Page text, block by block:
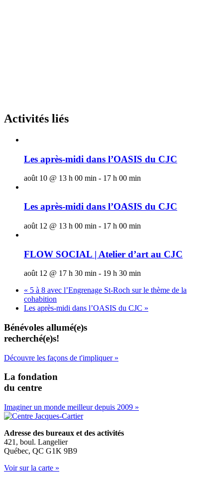
Activités liés
Les après-midi dans l’OASIS du CJC
août 10 @ 13 h 00 min - 17 h 00 min
Les après-midi dans l’OASIS du CJC
août 12 @ 13 h 00 min - 17 h 00 min
FLOW SOCIAL | Atelier d’art au CJC
août 12 @ 17 h 30 min - 19 h 30 min
« 5 à 8 avec l’Engrenage St-Roch sur le thème de la
cohabition
Les après-midi dans l’OASIS du CJC »
Bénévoles allumé(e)s
recherché(e)s!
Découvre les façons de t'impliquer »
La fondation
du centre
Imaginer un monde meilleur depuis 2009 »
Adresse des bureaux et des activités
421, boul. Langelier
Québec, QC G1K 9B9
Voir sur la carte »